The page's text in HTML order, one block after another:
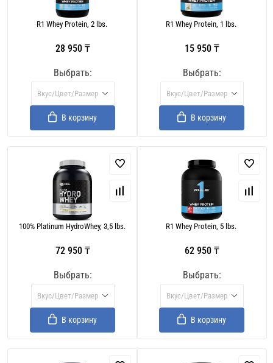
R1 Whey Protein, 2 lbs.
28 950 ₸
Выбрать:
Вкус/Цвет/Размер
В корзину
R1 Whey Protein, 1 lbs.
15 950 ₸
Выбрать:
Вкус/Цвет/Размер
В корзину
100% Platinum HydroWhey, 3,5 lbs.
72 950 ₸
Выбрать:
Вкус/Цвет/Размер
В корзину
R1 Whey Protein, 5 lbs.
62 950 ₸
Выбрать:
Вкус/Цвет/Размер
В корзину